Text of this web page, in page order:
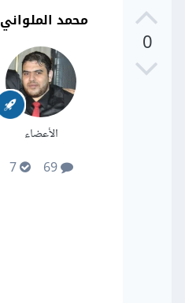
0
محمد الملواني
الأعضاء
69
7